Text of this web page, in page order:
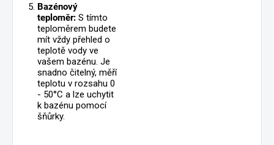
Bazénový
teploměr: S tímto
teploměrem budete
mít vždy přehled o
teplotě vody ve
vašem bazénu. Je
snadno čitelný, měří
teplotu v rozsahu 0
- 50°C a lze uchytit
k bazénu pomocí
šňůrky.